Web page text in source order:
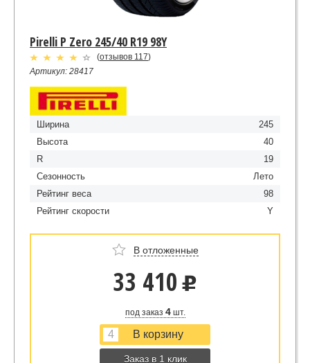
Pirelli P Zero 245/40 R19 98Y
(отзывов 117)
Артикул: 28417
Ширина
245
Высота
40
R
19
Сезонность
Лето
Рейтинг веса
98
Рейтинг скорости
Y
В отложенные
33 410 u
под заказ 4шт.
Заказ в 1 клик